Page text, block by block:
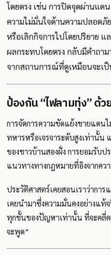
โดยตรง เช่น การปิดจุดผ่านแด
ความไม่มั่นใจด้านความปลอดภั
หรือเลิกกิจการไปโดยปริยาย
ผลกระทบโดยตรง กลับมีคำถา
จากสถานการณ์ที่ดูเหมือนจะเ
ป้องกัน “ไฟลามทุ่ง” ด้
การจัดการความขัดแย้งชายแดนไ
ทหารหรือเจรจาระดับสูงเท่านั้น
ของชาวบ้านสองฝั่ง การยอมรับป
แนวทางทางกฎหมายที่อิงจากคว
ประวัติศาสตร์เคยสอนเราว่ากา
เคยนำมาซึ่งความมั่นคงอย่างแท้จ
ทุกชั้นของปัญหาเท่านั้น ที่จะคลี่
จะพูด”